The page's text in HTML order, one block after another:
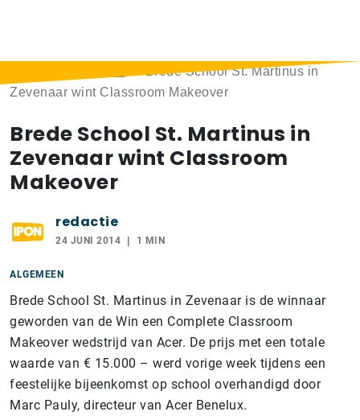
Brede School St. Martinus in
Zevenaar wint Classroom Makeover
Brede School St. Martinus in
Zevenaar wint Classroom
Makeover
redactie
24 JUNI 2014 1 MIN
ALGEMEEN
Brede School St. Martinus in Zevenaar is de winnaar
geworden van de Win een Complete Classroom
Makeover wedstrijd van Acer. De prijs met een totale
waarde van € 15.000 – werd vorige week tijdens een
feestelijke bijeenkomst op school overhandigd door
Marc Pauly, directeur van Acer Benelux.